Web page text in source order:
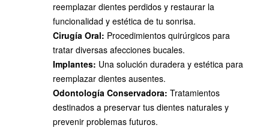
reemplazar dientes perdidos y restaurar la
funcionalidad y estética de tu sonrisa.
Cirugía Oral: Procedimientos quirúrgicos para
tratar diversas afecciones bucales.
Implantes: Una solución duradera y estética para
reemplazar dientes ausentes.
Odontología Conservadora: Tratamientos
destinados a preservar tus dientes naturales y
prevenir problemas futuros.